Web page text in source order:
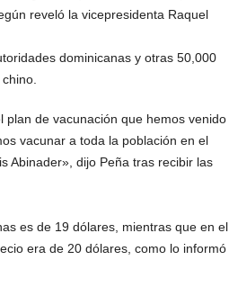
reveló la vicepresidenta Raquel
dominicanas y otras 50,000
de vacunación que hemos venido
vacunar a toda la población en el
Abinader», dijo Peña tras recibir las
es de 19 dólares, mientras que en el
era de 20 dólares, como lo informó